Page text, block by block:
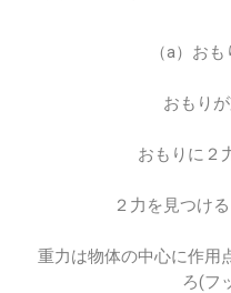
（a）お
おもり
おもりに２
２力を見つけ
重力は物体の中心に作用
ろ(フ